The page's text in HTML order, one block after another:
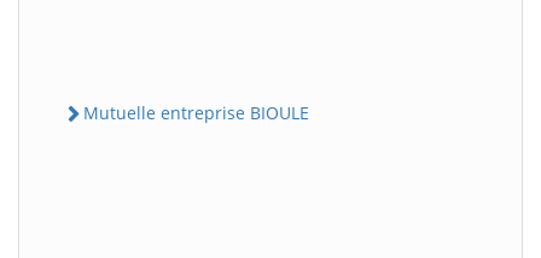
Mutuelle entreprise BIOULE